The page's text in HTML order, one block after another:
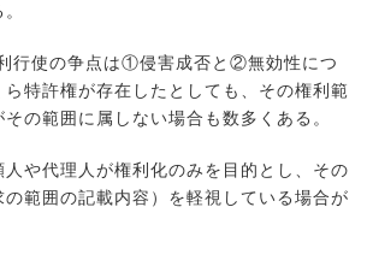
行使の争点は①侵害成否と②無効性につ
特許権が存在したとしても、その権利範
の範囲に属しない場合も数多くある。
や代理人が権利化のみを目的とし、その
範囲の記載内容）を軽視している場合が